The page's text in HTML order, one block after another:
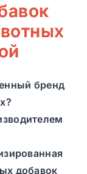
бренд
добавок